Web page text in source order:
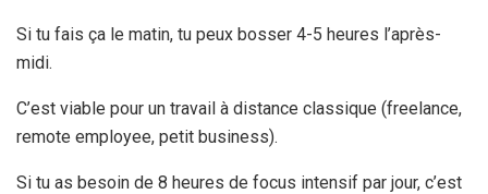
Si tu fais ça le matin, tu peux bosser 4-5 heures l’après-
midi.
C’est viable pour un travail à distance classique (freelance,
remote employee, petit business).
Si tu as besoin de 8 heures de focus intensif par jour, c’est